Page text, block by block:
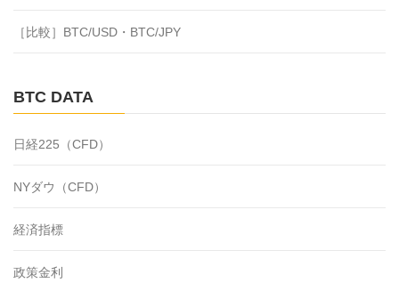
［比較］BTC/USD・BTC/JPY
BTC DATA
日経225（CFD）
NYダウ（CFD）
経済指標
政策金利